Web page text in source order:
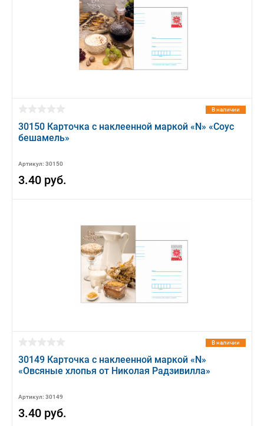
В наличии
30150 Карточка с наклеенной маркой «N» «Соус
бешамель»
Артикул: 30150
3.40 руб.
В наличии
30149 Карточка с наклеенной маркой «N»
«Овсяные хлопья от Николая Радзивилла»
Артикул: 30149
3.40 руб.